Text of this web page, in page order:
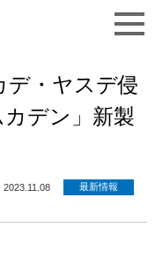
デ・ヤスデ侵
デン」新製
2023.11.08 最新情報